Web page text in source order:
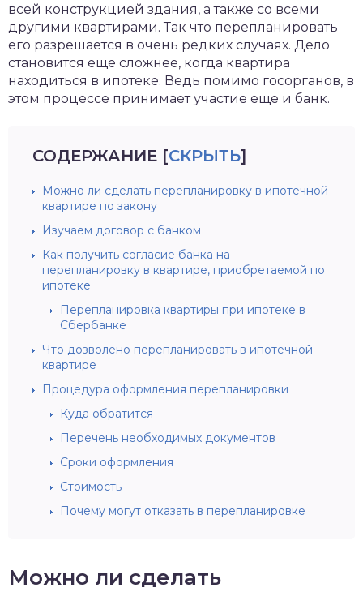
всей конструкцией здания, а также со всеми
другими квартирами. Так что перепланировать
его разрешается в очень редких случаях. Дело
становится еще сложнее, когда квартира
находиться в ипотеке. Ведь помимо госорганов, в
этом процессе принимает участие еще и банк.
СОДЕРЖАНИЕ [СКРЫТЬ]
Можно ли сделать перепланировку в ипотечной
квартире по закону
Изучаем договор с банком
Как получить согласие банка на
перепланировку в квартире, приобретаемой по
ипотеке
Перепланировка квартиры при ипотеке в
Сбербанке
Что дозволено перепланировать в ипотечной
квартире
Процедура оформления перепланировки
Куда обратится
Перечень необходимых документов
Сроки оформления
Стоимость
Почему могут отказать в перепланировке
Можно ли сделать